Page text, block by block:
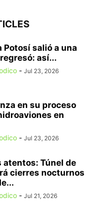
Potosí salió a una
así...
- Jul 23, 2026
en su proceso
en
- Jul 23, 2026
atentos: Túnel de
cierres nocturnos
- Jul 21, 2026